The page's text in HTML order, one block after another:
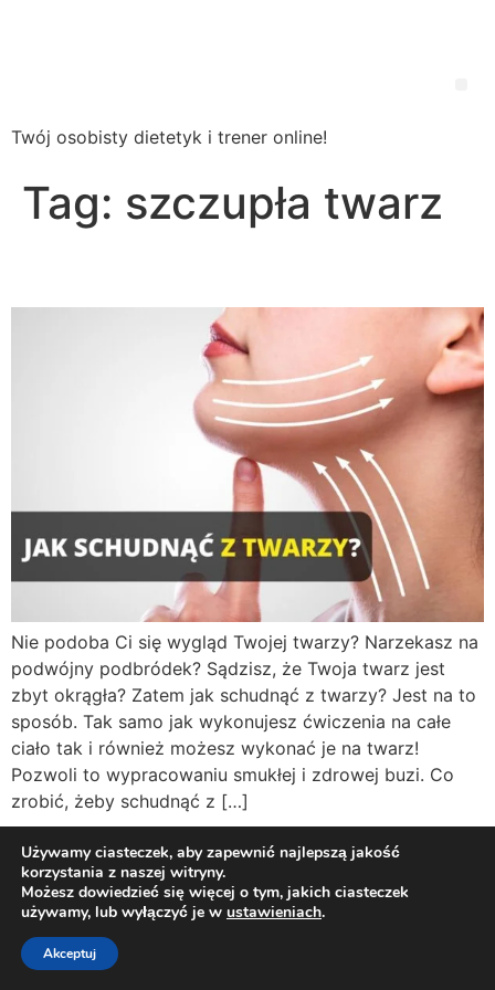
Twój osobisty dietetyk i trener online!
Tag: szczupła twarz
Nie podoba Ci się wygląd Twojej twarzy? Narzekasz na
podwójny podbródek? Sądzisz, że Twoja twarz jest
zbyt okrągła? Zatem jak schudnąć z twarzy? Jest na to
sposób. Tak samo jak wykonujesz ćwiczenia na całe
ciało tak i również możesz wykonać je na twarz!
Pozwoli to wypracowaniu smukłej i zdrowej buzi. Co
zrobić, żeby schudnąć z […]
Twój osobisty dietetyk i trener online!
Polityka Prywatności
Regulamin
Kontakt
Wszelkie prawa zastrzeżone
Używamy ciasteczek, aby zapewnić najlepszą jakość
korzystania z naszej witryny.
Możesz dowiedzieć się więcej o tym, jakich ciasteczek
używamy, lub wyłączyć je w ustawieniach.
Akceptuj